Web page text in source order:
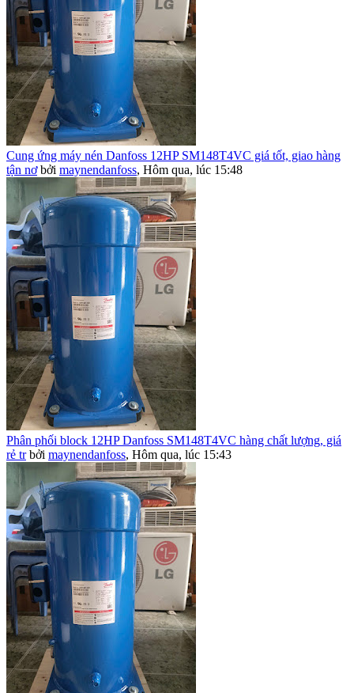
Cung ứng máy nén Danfoss 12HP SM148T4VC giá tốt, giao hàng
tận nơ bởi maynendanfoss, Hôm qua, lúc 15:48
Phân phối block 12HP Danfoss SM148T4VC hàng chất lượng, giá
rẻ tr bởi maynendanfoss, Hôm qua, lúc 15:43